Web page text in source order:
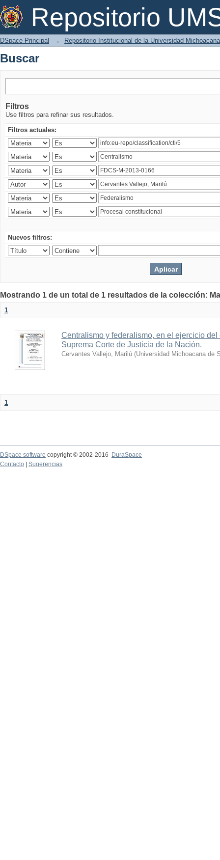
Repositorio
Buscar
DSpace Principal → Repositorio Institucional de la Universidad
Buscar
Filtros
Use filtros para refinar sus resultados.
Filtros actuales:
Nuevos filtros:
Mostrando 1 de un total de 1 resultados de la colección:
1
Centralismo y federalismo, en el ejercicio
Suprema Corte de Justicia de la Nación.
Cervantes Vallejo, Marilú (Universidad Michoacana de
1
DSpace software copyright © 2002-2016
DuraSpace
Contacto
Sugerencias